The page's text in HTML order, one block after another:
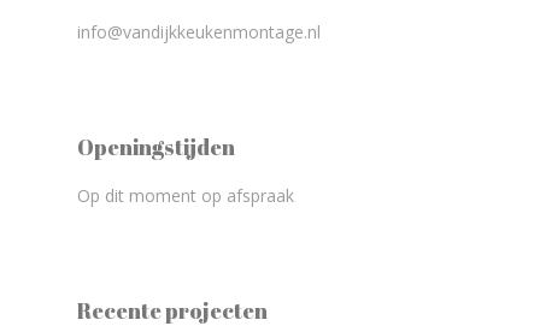
info@vandijkkeukenmontage.nl
Openingstijden
Op dit moment op afspraak
Recente projecten